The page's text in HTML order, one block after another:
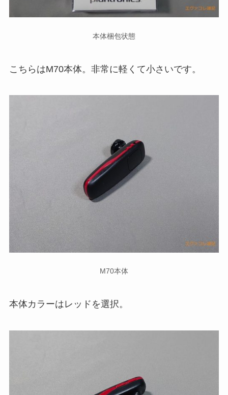
本体梱包状態
こちらはM70本体。非常に軽くて小さいです。
M70本体
本体カラーはレッドを選択。